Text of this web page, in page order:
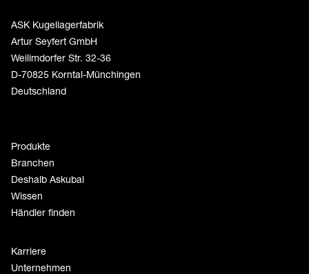
ASK Kugellagerfabrik
Artur Seyfert GmbH
Weilimdorfer Str. 32-36
D-70825 Korntal-Münchingen
Deutschland
Produkte
Branchen
Deshalb Askubal
Wissen
Händler finden
Karriere
Unternehmen